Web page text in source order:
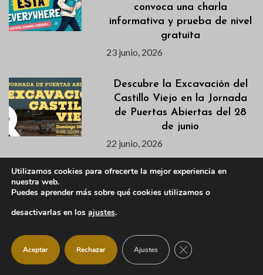
convoca una charla
informativa y prueba de nivel
gratuita
23 junio, 2026
Descubre la Excavación del
Castillo Viejo en la Jornada
de Puertas Abiertas del 28
de junio
22 junio, 2026
Listados definitivos de
admitidas/os de las
22 junio, 2026
La Escuela de Talentos de
IM21 llega a Manzanares El
Utilizamos cookies para ofrecerte la mejor experiencia en
nuestra web.
Puedes aprender más sobre qué cookies utilizamos o
desactivarlas en los ajustes.
Aceptar Rechazar Ajustes CERRAR EL